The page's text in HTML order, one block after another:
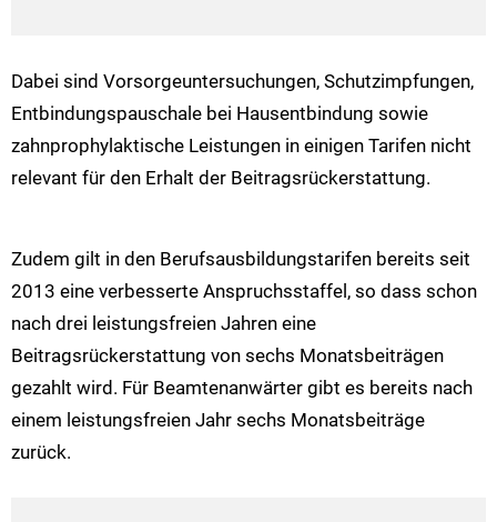
Dabei sind Vorsorgeuntersuchungen, Schutzimpfungen,
Entbindungspauschale bei Hausentbindung sowie
zahnprophylaktische Leistungen in einigen Tarifen nicht
relevant für den Erhalt der Beitragsrückerstattung.
Zudem gilt in den Berufsausbildungstarifen bereits seit
2013 eine verbesserte Anspruchsstaffel, so dass schon
nach drei leistungsfreien Jahren eine
Beitragsrückerstattung von sechs Monatsbeiträgen
gezahlt wird. Für Beamtenanwärter gibt es bereits nach
einem leistungsfreien Jahr sechs Monatsbeiträge
zurück.